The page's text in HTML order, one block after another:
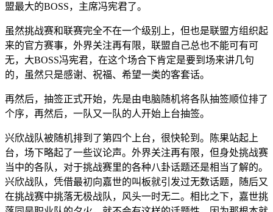
盟最大的BOSS，主席冯宪君了。
虽然挑战赛和联赛完全不在一个级别上，但也是联盟方组织起
来的官方赛事，外界关注再有限，联盟自己总也不能可有可
无，大BOSS冯宪君，在这个场合下肯定是要到场来讲几句
的，虽然只是感谢、祝福、希望一类的客套话。
再然后，抽签正式开始，先是由电脑随机将各队抽签顺位排了
个序，再然后，一队又一队的人开始上台抽签。
兴欣战队被随机排到了第四个上台，很快轮到。陈果站起上
台，场下略起了一些议论声。外界关注再有限，但身处挑战赛
当中的各队，对于挑战赛里的各种八卦话题还是相当了解的。
兴欣战队，凭借最初向嘉世的叫板就引发过无数话题，随后又
在挑战赛中挑落无极战队，风头一时无二。相比之下，嘉世挑